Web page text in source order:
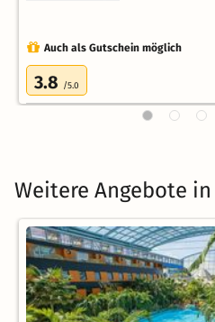
Auch als Gutschein möglich
3.8 /5.0
Weitere Angebote